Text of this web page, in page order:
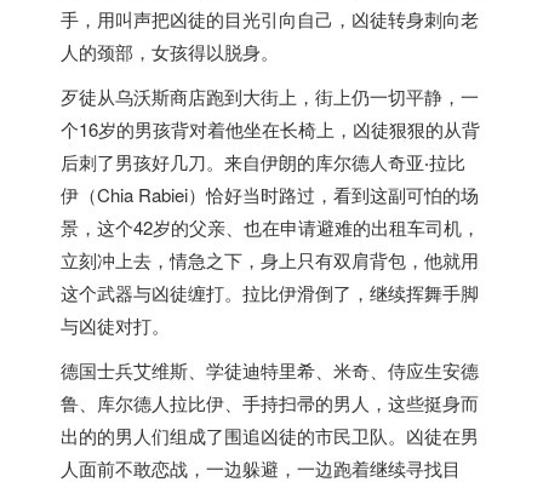
手，用叫声把凶徒的目光引向自己，凶徒转身刺向老
人的颈部，女孩得以脱身。
歹徒从乌沃斯商店跑到大街上，街上仍一切平静，一
个16岁的男孩背对着他坐在长椅上，凶徒狠狠的从背
后刺了男孩好几刀。来自伊朗的库尔德人奇亚‧拉比
伊（Chia Rabiei）恰好当时路过，看到这副可怕的场
景，这个42岁的父亲、也在申请避难的出租车司机，
立刻冲上去，情急之下，身上只有双肩背包，他就用
这个武器与凶徒缠打。拉比伊滑倒了，继续挥舞手脚
与凶徒对打。
德国士兵艾维斯、学徒迪特里希、米奇、侍应生安德
鲁、库尔德人拉比伊、手持扫帚的男人，这些挺身而
出的的男人们组成了围追凶徒的市民卫队。凶徒在男
人面前不敢恋战，一边躲避，一边跑着继续寻找目